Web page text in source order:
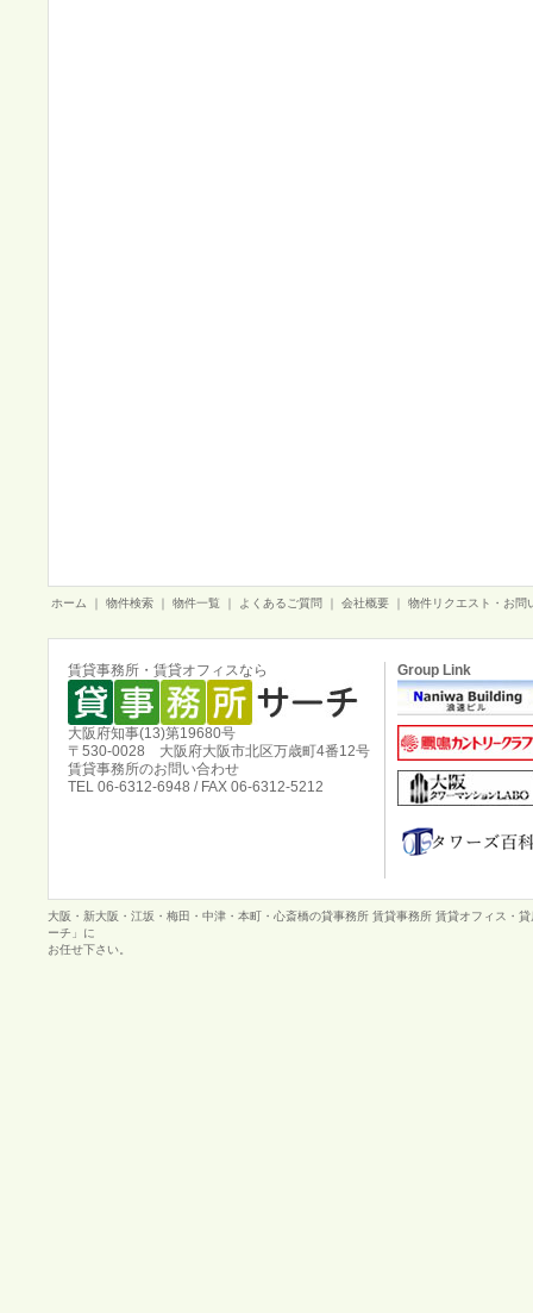
ホーム 物件検索 物件一覧 よくあるご質問 会社概要 物件リクエスト・お問
賃貸事務所・賃貸オフィスなら
大阪府知事(13)第19680号
〒530-0028 大阪府大阪市北区万歳町4番12号
賃貸事務所のお問い合わせ
TEL 06-6312-6948 / FAX 06-6312-5212
Group Link
大阪・新大阪・江坂・梅田・中津・本町・心斎橋の貸事務所 賃貸事務所 賃貸オフィス・
ーチ」に
お任せ下さい。